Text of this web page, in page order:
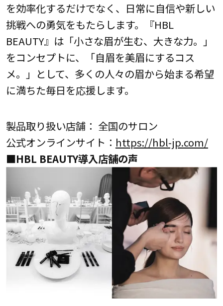
を効率化するだけでなく、日常に自信や新しい
挑戦への勇気をもたらします。『HBL
BEAUTY』は「小さな眉が生む、大きな力。」
をコンセプトに、「自眉を美眉にするコス
メ。」として、多くの人々の眉から始まる希望
に満ちた毎日を応援します。
製品取り扱い店舗： 全国のサロン
公式オンラインサイト： https://hbl-jp.com/
■HBL BEAUTY導入店舗の声